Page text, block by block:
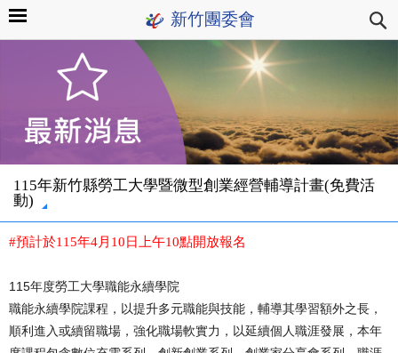
新竹團委會
115年新竹縣勞工大學暨微型創業經營輔導計畫(免費活
動)
#預計於115年4月10日上午10點開放報名
115年度勞工大學職能永續學院
職能永續學院課程，以提升多元職能與技能，輔導其學習額外之長，
順利進入或續留職場，強化職場軟實力，以延續個人職涯發展，本年